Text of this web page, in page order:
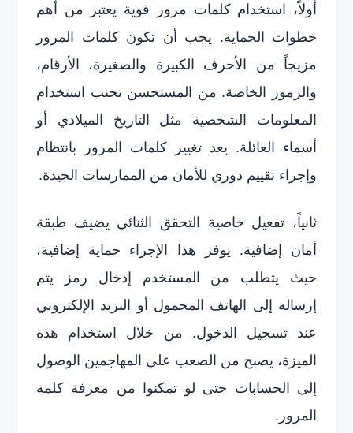
أولاً، استخدام كلمات مرور قوية يعتبر من أهم
خطوات الحماية. يجب أن تكون كلمات المرور
مزيجاً من الأحرف الكبيرة والصغيرة، الأرقام،
والرموز الخاصة. من المستحسن تجنب استخدام
المعلومات الشخصية مثل التاريخ الميلادي أو
أسماء العائلة. يعد تغيير كلمات المرور بانتظام
وإجراء تقييم دوري للأمان من الممارسات الجيدة.
ثانياً، تفعيل خاصية التحقق الثنائي يضيف طبقة
أمان إضافية. يوفر هذا الإجراء حماية إضافية،
حيث يتطلب من المستخدم إدخال رمز يتم
إرساله إلى الهاتف المحمول أو البريد الإلكتروني
عند تسجيل الدخول. من خلال استخدام هذه
الميزة، يصبح من الصعب على المهاجمين الوصول
إلى الحسابات حتى لو تمكنوا من معرفة كلمة
المرور.